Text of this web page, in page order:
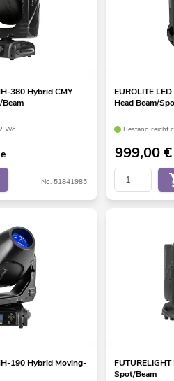
380 Hybrid CMY
Wo.
No. 51841985
EUROLITE
Head Beam/
Bestand reicht
999,00€
190 Hybrid Moving-
Spot/Beam